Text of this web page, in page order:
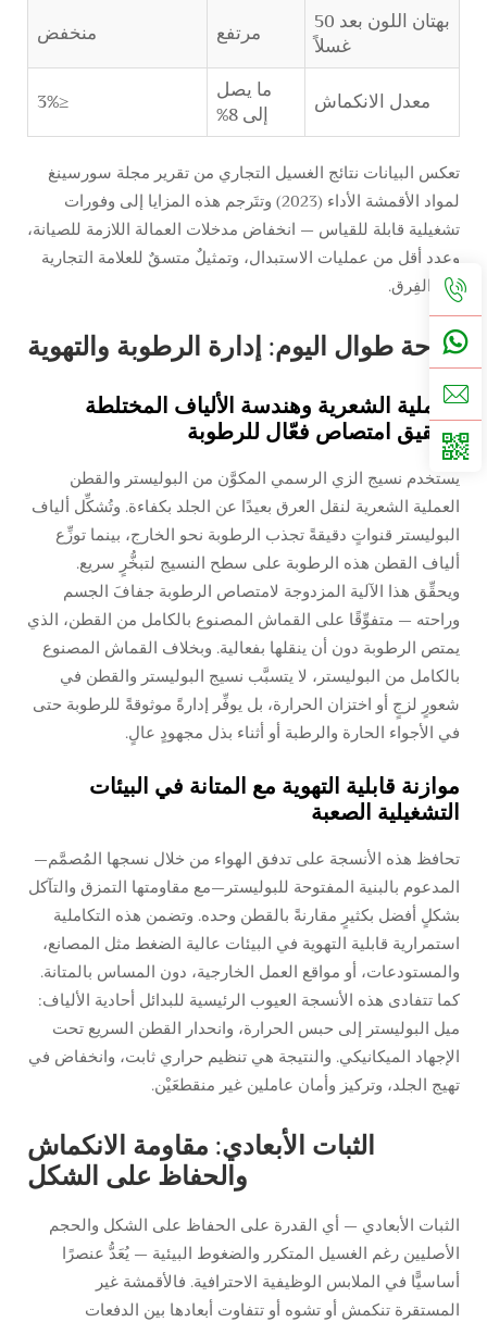
بهتان اللون بعد 50
غسلاً
مرتفع منخفض
معدل الانكماش
ما يصل
إلى 8%
≤3%
تعكس البيانات نتائج الغسيل التجاري من تقرير مجلة سورسينغ
لمواد الأقمشة الأداء (2023)
وتتَرجم هذه المزايا إلى وفورات
تشغيلية قابلة للقياس — انخفاض مدخلات العمالة اللازمة للصيانة،
وعدد أقل من عمليات الاستبدال، وتمثيلٌ متسقٌ للعلامة التجارية
عبر الفِرق.
راحة طوال اليوم: إدارة الرطوبة والتهوية
العملية الشعرية وهندسة الألياف المختلطة
لتحقيق امتصاص فعّال للرطوبة
يستخدم نسيج الزي الرسمي المكوَّن من البوليستر والقطن
العملية الشعرية لنقل العرق بعيدًا عن الجلد بكفاءة. وتُشكِّل ألياف
البوليستر قنواتٍ دقيقةً تجذب الرطوبة نحو الخارج، بينما توزِّع
ألياف القطن هذه الرطوبة على سطح النسيج لتبخُّرٍ سريع.
ويحقِّق هذا الآلية المزدوجة لامتصاص الرطوبة جفافَ الجسم
وراحته — متفوِّقًا على القماش المصنوع بالكامل من القطن، الذي
يمتص الرطوبة دون أن ينقلها بفعالية. وبخلاف القماش المصنوع
بالكامل من البوليستر، لا يتسبَّب نسيج البوليستر والقطن في
شعورٍ لزجٍ أو اختزان الحرارة، بل يوفِّر إدارةً موثوقةً للرطوبة حتى
في الأجواء الحارة والرطبة أو أثناء بذل مجهودٍ عالٍ.
موازنة قابلية التهوية مع المتانة في البيئات
التشغيلية الصعبة
تحافظ هذه الأنسجة على تدفق الهواء من خلال نسجها المُصمَّم—
المدعوم بالبنية المفتوحة للبوليستر—مع مقاومتها التمزق والتآكل
بشكلٍ أفضل بكثيرٍ مقارنةً بالقطن وحده. وتضمن هذه التكاملية
استمرارية قابلية التهوية في البيئات عالية الضغط مثل المصانع،
والمستودعات، أو مواقع العمل الخارجية، دون المساس بالمتانة.
كما تتفادى هذه الأنسجة العيوب الرئيسية للبدائل أحادية الألياف:
ميل البوليستر إلى حبس الحرارة، وانحدار القطن السريع تحت
الإجهاد الميكانيكي. والنتيجة هي تنظيم حراري ثابت، وانخفاض في
تهيج الجلد، وتركيز وأمان عاملين غير منقطعَيْن.
الثبات الأبعادي: مقاومة الانكماش
والحفاظ على الشكل
الثبات الأبعادي — أي القدرة على الحفاظ على الشكل والحجم
الأصليين رغم الغسيل المتكرر والضغوط البيئية — يُعَدُّ عنصرًا
أساسيًّا في الملابس الوظيفية الاحترافية. فالأقمشة غير
المستقرة تنكمش أو تشوه أو تتفاوت أبعادها بين الدفعات